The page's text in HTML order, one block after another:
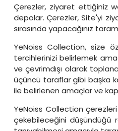
Çerezler, ziyaret ettiğiniz
depolar. Çerezler, Site'yi
sırasında yapacağınız
YeNoiss Collection, size
tercihlerinizi belirlemek
ve çevrimdışı olarak
üçüncü taraflar gibi başka
ile belirlenen amaçlar ve
YeNoiss Collection
çekebileceğini düşündüğü